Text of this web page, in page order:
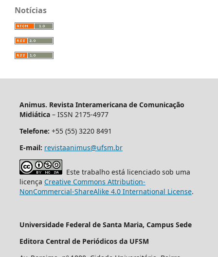
Notícias
Animus. Revista Interamericana de Comunicação
Midiática– ISSN 2175-4977
Telefone: +55 (55) 3220 8491
E-mail: revistaanimus@ufsm.br
Este trabalho está licenciado sob uma
licença Creative Commons Attribution-
NonCommercial-ShareAlike 4.0 International License.
Universidade Federal de Santa Maria, Campus Sede
Editora Central de Periódicos da UFSM